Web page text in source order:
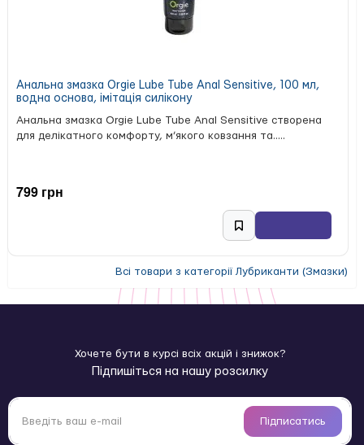
Анальна змазка Orgie Lube Tube Anal Sensitive, 100 мл,
водна основа, імітація силікону
Анальна змазка Orgie Lube Tube Anal Sensitive створена
для делікатного комфорту, м’якого ковзання та.....
799 грн
Всі товари з категорії Лубриканти (Змазки)
Хочете бути в курсі всіх акцій і знижок?
Підпишіться на нашу розсилку
Підписатись